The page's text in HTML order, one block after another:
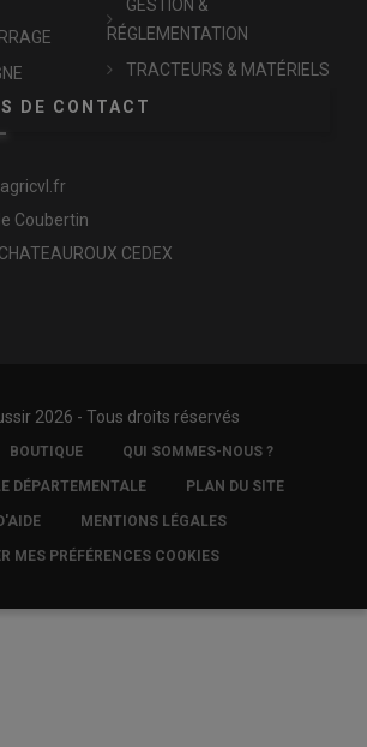
GESTION &
RÉGLEMENTATION
TRACTEURS & MATÉRIELS
DE CONTACT
Coubertin
CEDEX
2026 - Tous droits réservés
BOUTIQUE QUI SOMMES-NOUS ?
DÉPARTEMENTALE PLAN DU SITE
MENTIONS LÉGALES
MES PRÉFÉRENCES COOKIES